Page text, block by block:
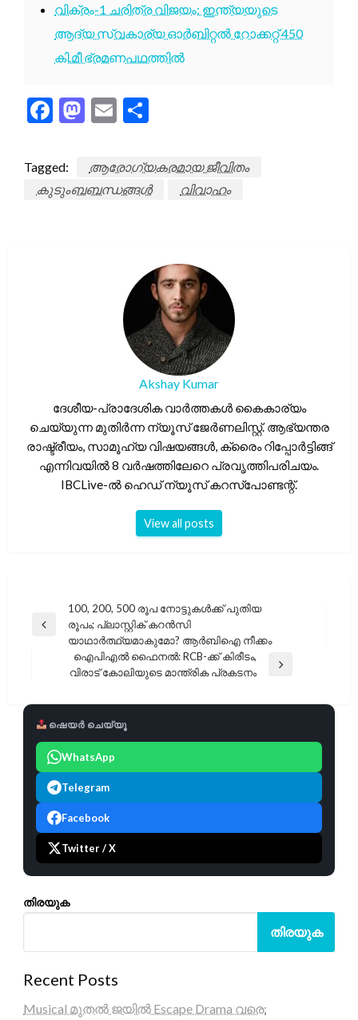
വിക്രം-1 ചരിത്ര വിജയം: ഇന്ത്യയുടെ
ആദ്യ സ്വകാര്യ ഓർബിറ്റൽ റോക്കറ്റ് 450
കി.മീ ഭ്രമണപഥത്തിൽ
Facebook
Mastodon
Email
Tagged:
ആരോഗ്യകരമായ ജീവിതം
കുടുംബബന്ധങ്ങൾ
വിവാഹം
Akshay Kumar
ദേശീയ-പ്രാദേശിക വാർത്തകൾ കൈകാര്യം
ചെയ്യുന്ന മുതിർന്ന ന്യൂസ് ജേർണലിസ്റ്റ്. ആഭ്യന്തര
രാഷ്ട്രീയം, സാമൂഹ്യ വിഷയങ്ങൾ, ക്രൈം റിപ്പോർട്ടിങ്ങ്
എന്നിവയിൽ 8 വർഷത്തിലേറെ പ്രവൃത്തിപരിചയം.
IBCLive-ൽ ഹെഡ് ന്യൂസ് കറസ്പോണ്ടന്റ്.
View all posts
പോസ്റ്റുകളിലൂടെ
Previous
100, 200, 500 രൂപ നോട്ടുകൾക്ക് പുതിയ
രൂപം; പ്ലാസ്റ്റിക് കറൻസി
യാഥാർത്ഥ്യമാകുമോ? ആർബിഐ നീക്കം
ഐപിഎൽ ഫൈനൽ: RCB-ക്ക് കിരീടം,
വിരാട് കോലിയുടെ മാന്ത്രിക പ്രകടനം
ഷെയർ ചെയ്യൂ
WhatsApp
Telegram
Facebook
Twitter / X
തിരയുക
തിരയുക
Recent Posts
Musical മുതൽ ജയിൽ Escape Drama വരെ: